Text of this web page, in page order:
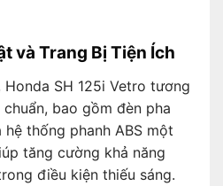
và Trang Bị Tiện Ích
SH 125i Vetro tương
bao gồm đèn pha
hệ thống phanh ABS một
tăng cường khả năng
điều kiện thiếu sáng.